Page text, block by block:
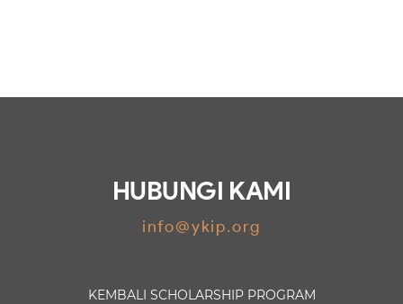
HUBUNGI KAMI
info@ykip.org
KEMBALI SCHOLARSHIP PROGRAM